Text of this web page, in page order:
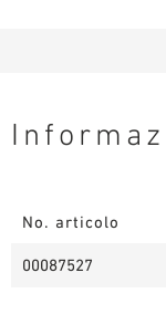
No. articolo
00087527